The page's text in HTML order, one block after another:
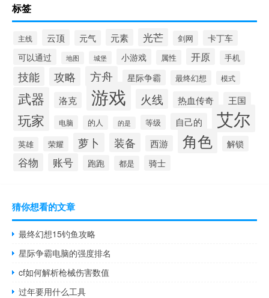
标签
主线 云顶 元气 元素 光芒 剑网 卡丁车
可以通过 地图 城堡 小游戏 属性 开原 手机
技能 攻略 方舟 星际争霸 最终幻想 模式
武器 洛克 游戏 火线 热血传奇 王国
玩家 电脑 的人 的是 等级 自己的 艾尔
英雄 荣耀 萝卜 装备 西游 角色 解锁
谷物 账号 跑跑 都是 骑士
猜你想看的文章
最终幻想15钓鱼攻略
星际争霸电脑的强度排名
cf如何解析枪械伤害数值
过年要用什么工具